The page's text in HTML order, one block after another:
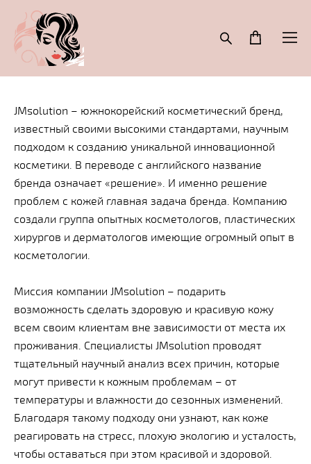
JMsolution – южнокорейский косметический бренд,
известный своими высокими стандартами, научным
подходом к созданию уникальной инновационной
косметики. В переводе с английского название
бренда означает «решение». И именно решение
проблем с кожей главная задача бренда. Компанию
создали группа опытных косметологов, пластических
хирургов и дерматологов имеющие огромный опыт в
косметологии.
Миссия компании JMsolution – подарить
возможность сделать здоровую и красивую кожу
всем своим клиентам вне зависимости от места их
проживания. Специалисты JMsolution проводят
тщательный научный анализ всех причин, которые
могут привести к кожным проблемам – от
температуры и влажности до сезонных изменений.
Благодаря такому подходу они узнают, как коже
реагировать на стресс, плохую экологию и усталость,
чтобы оставаться при этом красивой и здоровой.